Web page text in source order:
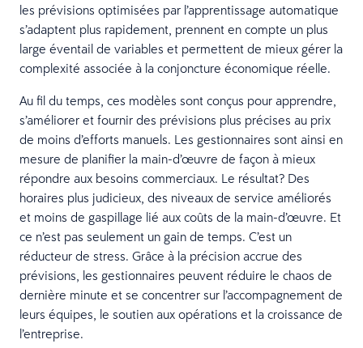
les prévisions optimisées par l’apprentissage automatique
s’adaptent plus rapidement, prennent en compte un plus
large éventail de variables et permettent de mieux gérer la
complexité associée à la conjoncture économique réelle.
Au fil du temps, ces modèles sont conçus pour apprendre,
s’améliorer et fournir des prévisions plus précises au prix
de moins d’efforts manuels. Les gestionnaires sont ainsi en
mesure de planifier la main-d’œuvre de façon à mieux
répondre aux besoins commerciaux. Le résultat? Des
horaires plus judicieux, des niveaux de service améliorés
et moins de gaspillage lié aux coûts de la main-d’œuvre. Et
ce n’est pas seulement un gain de temps. C’est un
réducteur de stress. Grâce à la précision accrue des
prévisions, les gestionnaires peuvent réduire le chaos de
dernière minute et se concentrer sur l’accompagnement de
leurs équipes, le soutien aux opérations et la croissance de
l’entreprise.